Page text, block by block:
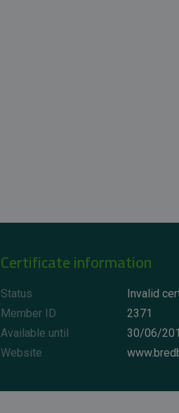
Certificate information
Status
Invalid
Member ID
2371
Available until
30/06/
Website